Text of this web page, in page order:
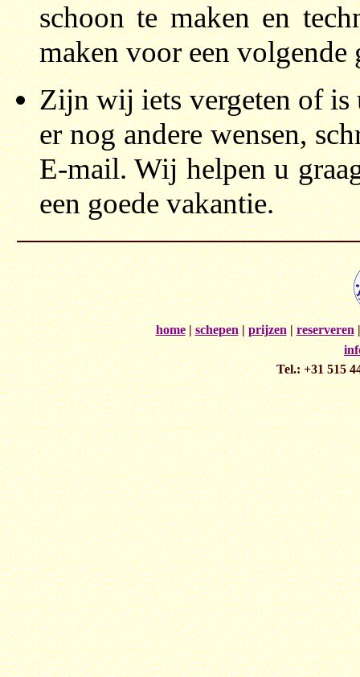
schoon te maken en
maken voor een volgende
Zijn wij iets vergeten of is
er nog andere wensen,
E-mail. Wij helpen u
een goede vakantie.
home |schepen|prijzen|reserveren
Tel.: +31 515